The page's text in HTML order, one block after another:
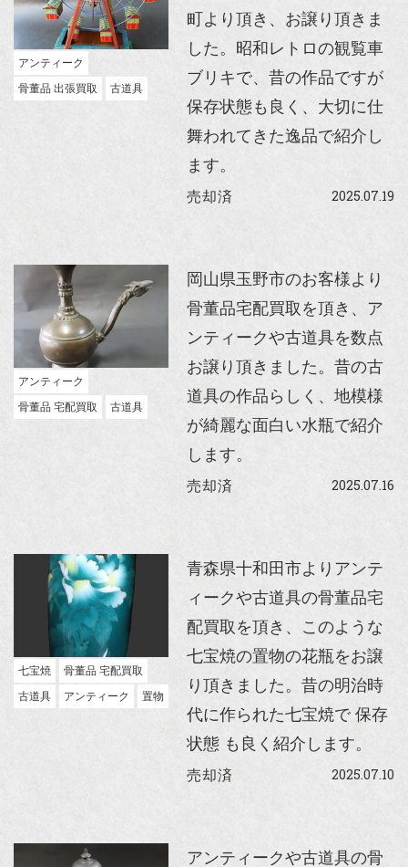
アンティーク
骨董品 出張買取
古道具
町より頂き、お譲り頂きま
した。昭和レトロの観覧車
ブリキで、昔の作品ですが
保存状態も良く、大切に仕
舞われてきた逸品で紹介し
ます。
売却済 2025.07.19
アンティーク
骨董品 宅配買取
古道具
岡山県玉野市のお客様より
骨董品宅配買取を頂き、ア
ンティークや古道具を数点
お譲り頂きました。昔の古
道具の作品らしく、地模様
が綺麗な面白い水瓶で紹介
します。
売却済 2025.07.16
七宝焼
骨董品 宅配買取
古道具
アンティーク 置物
青森県十和田市よりアンテ
ィークや古道具の骨董品宅
配買取を頂き、このような
七宝焼の置物の花瓶をお譲
り頂きました。昔の明治時
代に作られた七宝焼で 保存
状態 も良く紹介します。
売却済 2025.07.10
アンティークや古道具の骨